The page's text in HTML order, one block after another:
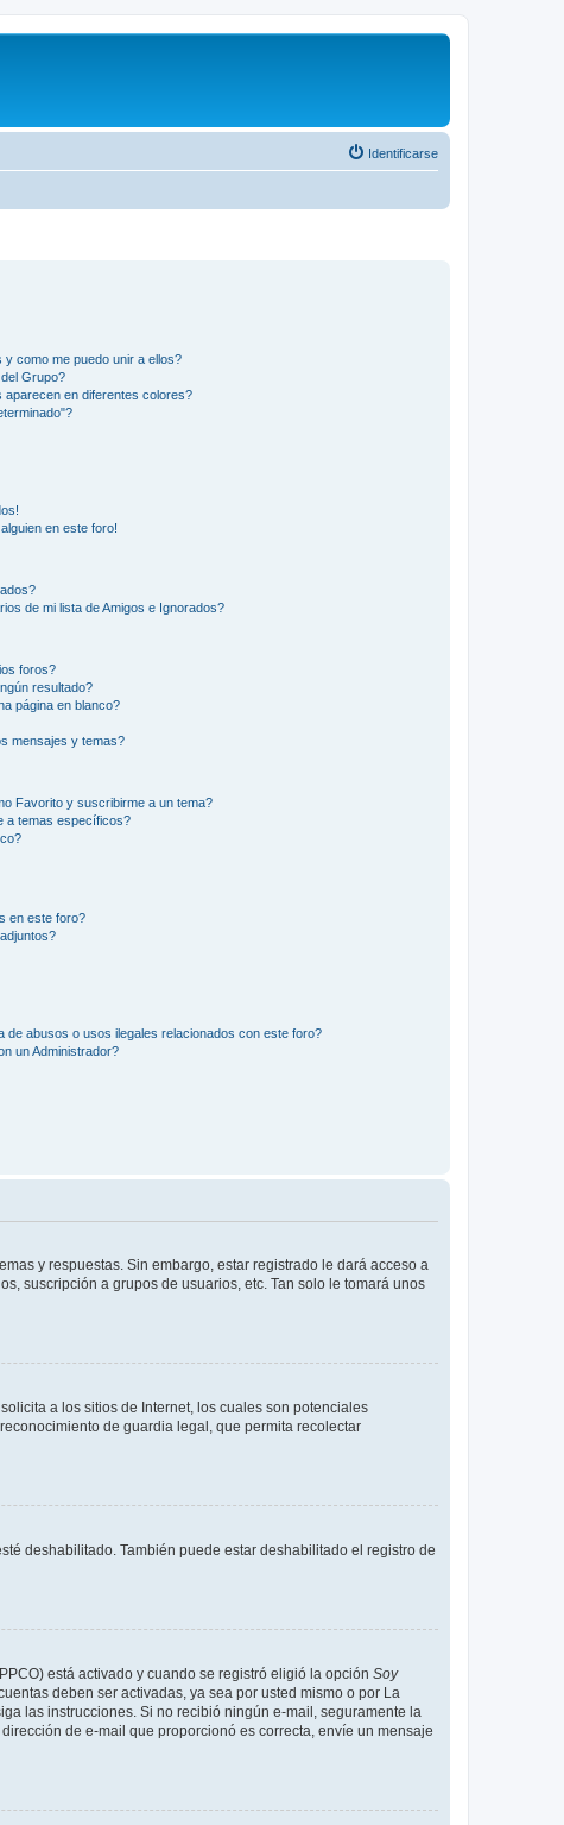
Identificarse
como me puedo unir a ellos?
Grupo?
en diferentes colores?
en este foro!
de mi lista de Amigos e Ignorados?
foros?
resultado?
página en blanco?
mensajes y temas?
Favorito y suscribirme a un tema?
a temas específicos?
en este foro?
de abusos o usos ilegales relacionados con este foro?
un Administrador?
y respuestas. Sin embargo, estar registrado le dará acceso a
suscripción a grupos de usuarios, etc. Tan solo le tomará unos
a los sitios de Internet, los cuales son potenciales
de guardia legal, que permita recolectar
deshabilitado. También puede estar deshabilitado el registro de
está activado y cuando se registró eligió la opción Soy
deben ser activadas, ya sea por usted mismo o por La
las instrucciones. Si no recibió ningún e-mail, seguramente la
de e-mail que proporcionó es correcta, envíe un mensaje